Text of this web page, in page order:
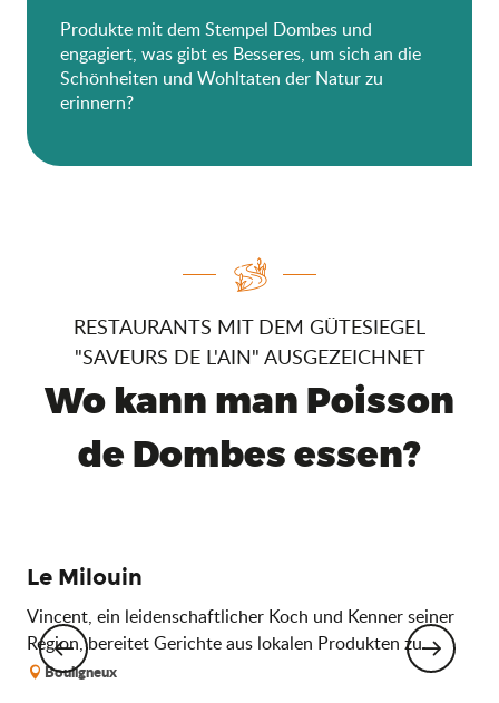
Produkte mit dem Stempel Dombes und
engagiert, was gibt es Besseres, um sich an die
Schönheiten und Wohltaten der Natur zu
erinnern?
RESTAURANTS MIT DEM GÜTESIEGEL
"SAVEURS DE L'AIN" AUSGEZEICHNET
Wo kann man Poisson
de Dombes essen?
Le Milouin
Vincent, ein leidenschaftlicher Koch und Kenner seiner
Region, bereitet Gerichte aus lokalen Produkten zu.
Bouligneux